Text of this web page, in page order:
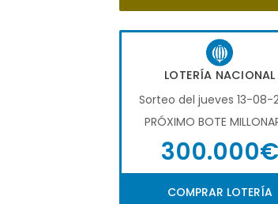
LOTERÍA NACIONAL
Sorteo del jueves 13-08-
PRÓXIMO BOTE
300.000€
COMPRAR LOTERÍA